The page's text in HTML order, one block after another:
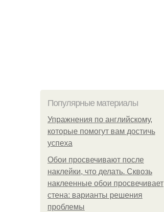
Популярные материалы
Упражнения по английскому,
которые помогут вам достичь
успеха
Обои просвечивают после
наклейки, что делать. Сквозь
наклеенные обои просвечивает
стена: варианты решения
проблемы